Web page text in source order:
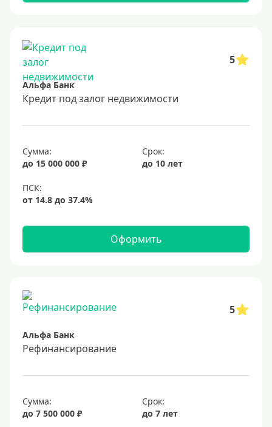
14%
15%
16%
17%
20%
Сумма
1000000 руб
1200000 руб
1300000 руб
1500000 руб
1600000 руб
2 миллиона
5
Альфа Банк
Кредит под залог недвижимости
Сумма:
до 15 000 000 ₽
Срок:
до 10 лет
Оформить
5
Альфа Банк
Рефинансирование
Сумма:
до 7 500 000 ₽
Срок:
до 7 лет